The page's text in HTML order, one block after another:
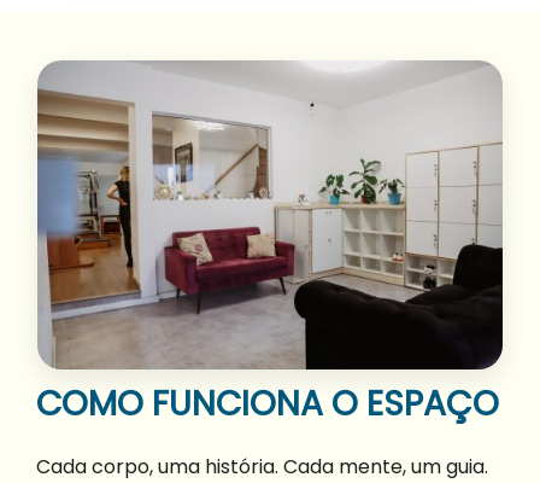
COMO FUNCIONA O ESPAÇO
Cada corpo, uma história. Cada mente, um guia.